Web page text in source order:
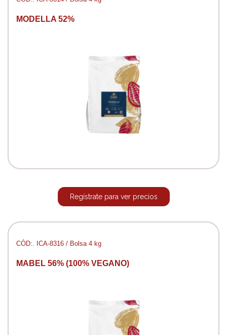
MODELLA 52%
Regístrate para ver precios
CÓD:. ICA-8316 / Bolsa 4 kg
MABEL 56% (100% VEGANO)